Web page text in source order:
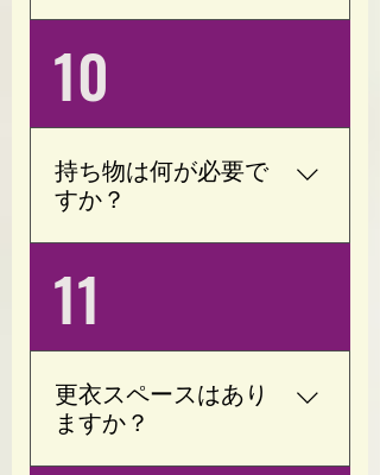
では、バーベルなどの重
たいトレーニング器具は
設置しておりません。 ま
た、お子様がゆったりと
過ごせるスペースもござ
いますので、同じ空間で
安心してお過ごしいただ
けます。
10
持ち物は何が必要で
すか？
シャツ)・タオル・お飲み
物をご用意ください。 室
内用シューズは必要あり
ません。
11
更衣スペースはあり
ますか？